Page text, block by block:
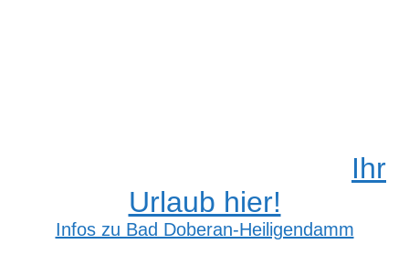
Ihr
Urlaub hier!
Infos zu Bad Doberan-Heiligendamm